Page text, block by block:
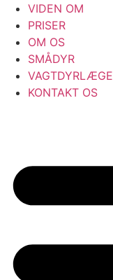
VIDEN OM
PRISER
OM OS
SMÅDYR
VAGTDYRLÆGE
KONTAKT OS